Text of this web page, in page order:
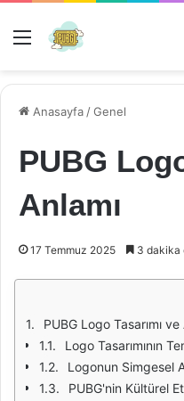
Menü
Anasayfa /Genel
PUBG
Anlamı
17 Temmuz 2025 3 dakika
PUBG Logo Tasarımı ve
Logo Tasarımının
Logonun Simgesel
PUBG'nin Kültürel